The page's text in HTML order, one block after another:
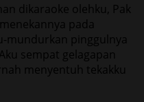
dikaraoke olehku, Pak
pada
mundurkan pinggulnya
sempat gelagapan
menyentuh tekakku